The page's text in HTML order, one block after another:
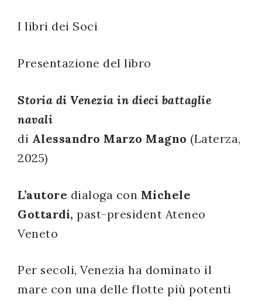
I libri dei Soci
Presentazione del libro
Storia di Venezia in dieci battaglie
navali
di Alessandro Marzo Magno (Laterza,
2025)
L’autore dialoga con Michele
Gottardi, past-president Ateneo
Veneto
Per secoli, Venezia ha dominato il
mare con una delle flotte più potenti
Registrazione